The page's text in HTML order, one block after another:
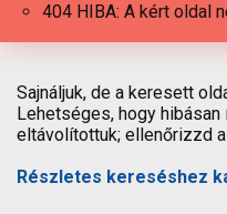
404 HIBA: A kért oldal
Sajnáljuk, de a keresett
Lehetséges, hogy
eltávolítottuk; ellenőrizzd
Részletes kereséshez